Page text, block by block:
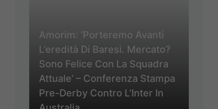
Amorim: ‘Porteremo Avanti
L’eredità Di Baresi. Mercato?
Sono Felice Con La Squadra
Attuale’ – Conferenza Stampa
Pre-Derby Contro L’Inter In